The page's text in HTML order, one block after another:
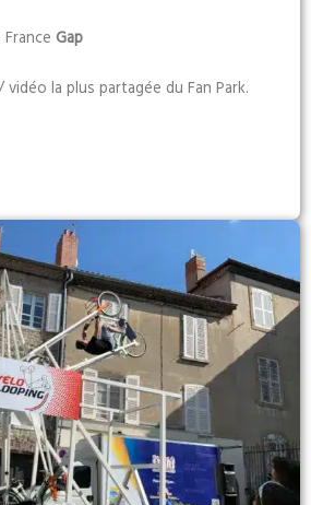
Gap
la plus partagée du Fan Park.